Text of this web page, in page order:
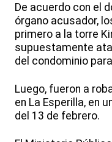
De acuerdo con el
órgano acusador,
primero a la torre
supuestamente
del condominio
Luego, fueron a
en La Esperilla, en
del 13 de febrero.